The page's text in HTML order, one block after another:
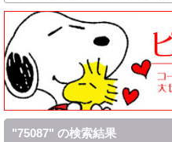
"75087" の検索結果